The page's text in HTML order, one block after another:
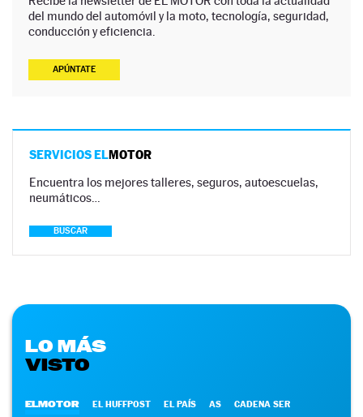
del mundo del automóvil y la moto, tecnología, seguridad,
conducción y eficiencia.
APÚNTATE
SERVICIOS ELMOTOR
Encuentra los mejores talleres, seguros, autoescuelas,
neumáticos…
BUSCAR
LO MÁS
VISTO
ELMOTOR EL HUFFPOST EL PAÍS AS CADENA SER